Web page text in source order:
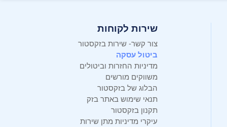
שירות לקוחות
צור קשר- שירות בזקסטור
ביטול עסקה
מדיניות החזרות וביטולים
משווקים מורשים
הבלוג של בזקסטור
תנאי שימוש באתר בזק
תקנון בזקסטור
עיקרי מדיניות מתן שירות